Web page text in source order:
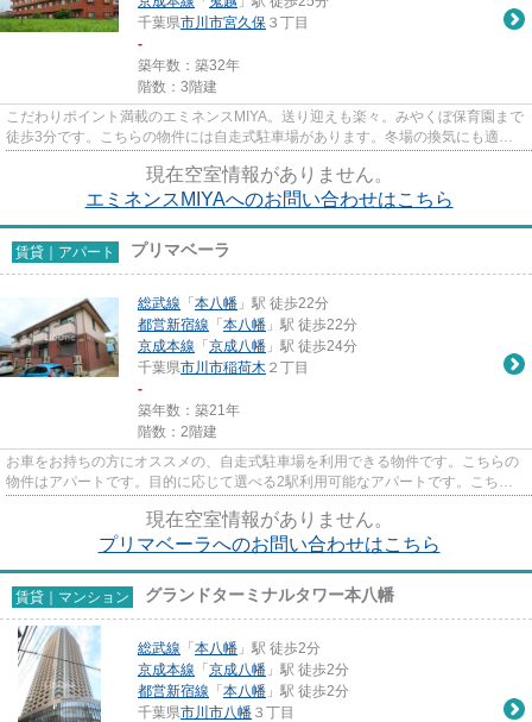
千葉県市川市宮久保 ３丁目
-
築年数：築32年
階数：3階建
こだわりポイント満載のエミネンスMIYA。送り迎えも楽々。みやくぼ保育園まで
徒歩3分です。こちらの物件には自走式駐車場があります。冬場の換気にも適し
現在空室情報がありません。
エミネンスMIYAへのお問い合わせはこちら
賃貸｜アパート プリマベーラ
総武線 「 本八幡 」駅 徒歩22分
都営新宿線 「 本八幡 」駅 徒歩22分
京成本線 「 京成八幡 」駅 徒歩24分
千葉県市川市稲荷木 ２丁目
-
築年数：築21年
階数：2階建
お車をお持ちの方にオススメの、自走式駐車場を利用できる物件です。こちらの
物件はアパートです。目的に応じて選べる2駅利用可能なアパートです。こちら
現在空室情報がありません。
プリマベーラへのお問い合わせはこちら
賃貸｜マンション グランドターミナルタワー本八幡
総武線 「 本八幡 」駅 徒歩2分
京成本線 「 京成八幡 」駅 徒歩2分
都営新宿線 「 本八幡 」駅 徒歩2分
千葉県市川市八幡 ３丁目